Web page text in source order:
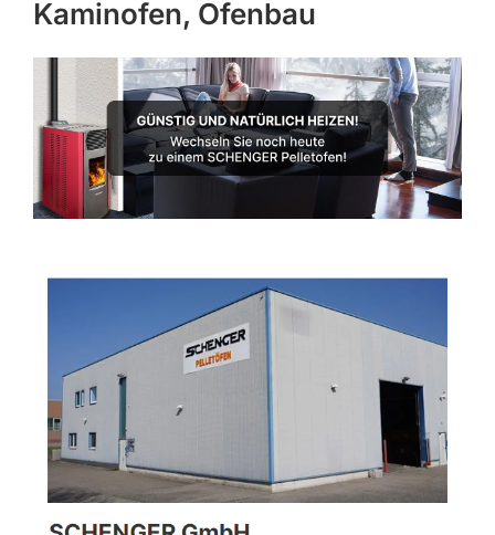
PROFIL
WARENKORB
PRODUCTS
SEARCH
Kaminofen, Ofenbau